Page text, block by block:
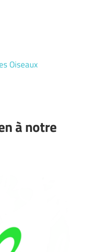
Oiseaux
à notre